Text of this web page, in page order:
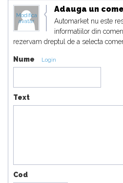
Modifica
avatar
Adauga un
Automarket nu este
informatiilor din
rezervam dreptul de a selecta
Nume Login
Text
Cod